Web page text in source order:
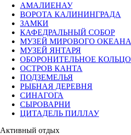
АМАЛИЕНАУ
ВОРОТА КАЛИНИНГРАДА
ЗАМКИ
КАФЕДРАЛЬНЫЙ СОБОР
МУЗЕЙ МИРОВОГО ОКЕАНА
МУЗЕЙ ЯНТАРЯ
ОБОРОНИТЕЛЬНОЕ КОЛЬЦО
ОСТРОВ КАНТА
ПОДЗЕМЕЛЬЯ
РЫБНАЯ ДЕРЕВНЯ
СИНАГОГА
СЫРОВАРНИ
ЦИТАДЕЛЬ ПИЛЛАУ
Активный отдых